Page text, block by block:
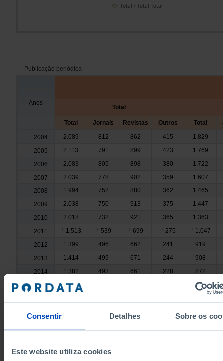
Consentir Detalhes Sobre os
Este website utiliza cookies
Total / Total Total
Publicação periódica
Anos
Total
Total Jornais Revistas Outros Total
2004 2.089 812 862 415
1.829
2005
2.113 791 899 423
1.769
2006
2.083 805 898 380
1.722
2007
2.039 778 902 359
1.607
2008
1.994 752 880 362
1.465
2009
2.038 750 913 375
1.447
2010
2.018 732 921 365
1.363
2011
┴ 1.513 ┴ 539 ┴ 699 ┴ 275 ┴ 1.047
2012
1.399 496 662 241
919
2013
1.414 499 671 244
908
2014
1.382 493 661 228
872
2015
1.306
814
2020
886 350